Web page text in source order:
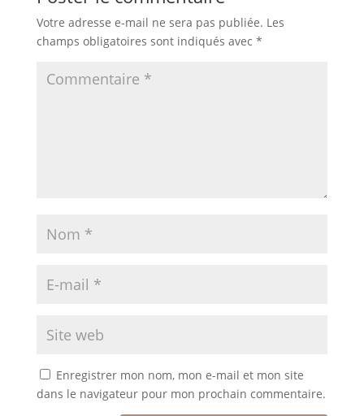
Votre adresse e-mail ne sera pas publiée. Les
champs obligatoires sont indiqués avec *
Enregistrer mon nom, mon e-mail et mon site
dans le navigateur pour mon prochain commentaire.